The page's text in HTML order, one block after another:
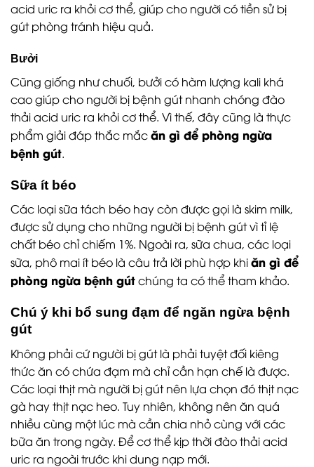
acid uric ra khỏi cơ thể, giúp cho người có tiền sử bị
gút phòng tránh hiệu quả.
Bưởi
Cũng giống như chuối, bưởi có hàm lượng kali khá
cao giúp cho người bị bệnh gút nhanh chóng đào
thải acid uric ra khỏi cơ thể. Vì thế, đây cũng là thực
phẩm giải đáp thắc mắcăn gì để phòng ngừa
bệnh gút.
Sữa ít béo
Các loại sữa tách béo hay còn được gọi là skim milk,
được sử dụng cho những người bị bệnh gút vì tỉ lệ
chất béo chỉ chiếm 1%. Ngoài ra, sữa chua, các loại
sữa, phô mai ít béo là câu trả lời phù hợp khiăn gì để
phòng ngừa bệnh gútchúng ta có thể tham khảo.
Chú ý khi bổ sung đạm để ngăn ngừa bệnh
gút
Không phải cứ người bị gút là phải tuyệt đối kiêng
thức ăn có chứa đạm mà chỉ cần hạn chế là được.
Các loại thịt mà người bị gút nên lựa chọn đó thịt nạc
gà hay thịt nạc heo. Tuy nhiên, không nên ăn quá
nhiều cùng một lúc mà cần chia nhỏ cùng với các
bữa ăn trong ngày. Để cơ thể kịp thời đào thải acid
uric ra ngoài trước khi dung nạp mới.